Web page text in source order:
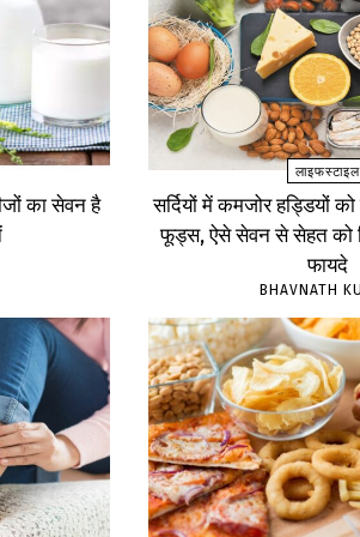
का सेवन है
लाइफस्टाइल
सर्दियों में कमजोर हड्डियों
फूड्स, ऐसे सेवन से सेहत को
फायदे
BHAVNATH